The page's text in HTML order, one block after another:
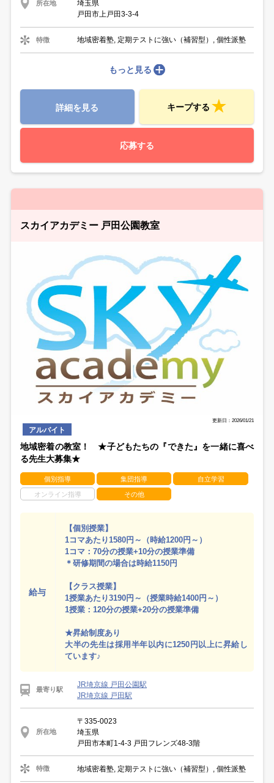
所在地
埼玉県
戸田市上戸田3-3-4
特徴 地域密着塾, 定期テストに強い（補習型）, 個性派塾
もっと見る
詳細を見る キープする
応募する
スカイアカデミー 戸田公園教室
更新日：2026/01/21
アルバイト
地域密着の教室！ ★子どもたちの『できた』を一緒に喜べ
る先生大募集★
個別指導 集団指導 自立学習
オンライン指導 その他
給与
【個別授業】
1コマあたり1580円～（時給1200円～）
1コマ：70分の授業+10分の授業準備
＊研修期間の場合は時給1150円
【クラス授業】
1授業あたり3190円～（授業時給1400円～）
1授業：120分の授業+20分の授業準備
★昇給制度あり
大半の先生は採用半年以内に1250円以上に昇給し
ています♪
最寄り駅
JR埼京線 戸田公園駅
JR埼京線 戸田駅
所在地
〒335-0023
埼玉県
戸田市本町1-4-3 戸田フレンズ48-3階
特徴 地域密着塾, 定期テストに強い（補習型）, 個性派塾